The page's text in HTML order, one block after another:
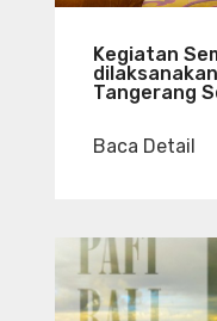
Kegiatan
Tangerang
Baca Detail